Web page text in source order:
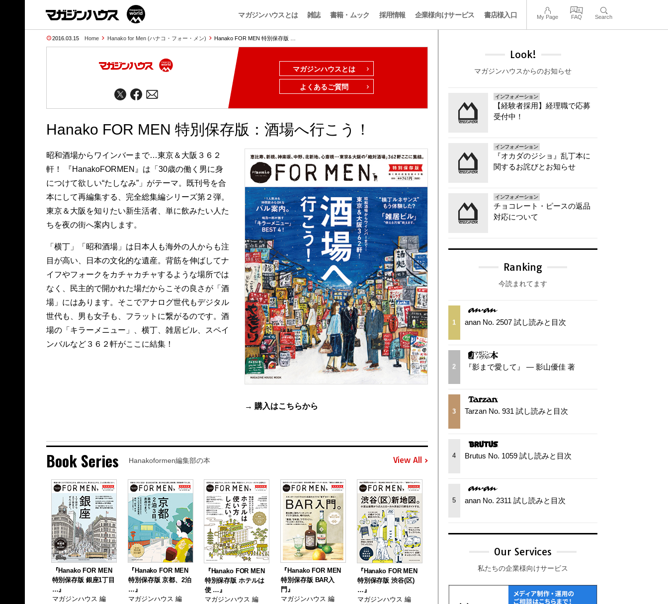
マガジンハウスとは 雑誌 書籍・ムック 採用情報 企業様向けサービス 書店様入口 My Page FAQ Search
2016.03.15 Home Hanako for Men (ハナコ・フォー・メン) Hanako FOR MEN 特別保存版 …
マガジンハウスとは
よくあるご質問
Hanako FOR MEN 特別保存版：酒場へ行こう！
昭和酒場からワインバーまで…東京＆大阪３６２
軒！ 『HanakoFORMEN』は「30歳の働く男に身
につけて欲しい“たしなみ”」がテーマ。既刊号を合
本にして再編集する、完全総集編シリーズ第２弾。
東京＆大阪を知りたい新生活者、単に飲みたい人た
ちを夜の街へ案内します。
「横丁」「昭和酒場」は日本人も海外の人からも注
目が高い、日本の文化的な遺産。背筋を伸ばしてナ
イフやフォークをカチャカチャするような場所では
なく、民主的で開かれた場だからこその良さが「酒
場」にはあります。そこでアナログ世代もデジタル
世代も、男も女子も、フラットに繋がるのです。酒
場の「キラーメニュー」、横丁、雑居ビル、スペイ
ンバルなど３６２軒がここに結集！
→ 購入はこちらから
Book Series Hanakoformen編集部の本 View All
『Hanako FOR MEN
特別保存版 銀座1丁目
…』
マガジンハウス 編
『Hanako FOR MEN
特別保存版 京都、2泊
…』
マガジンハウス 編
『Hanako FOR MEN
特別保存版 ホテルは
使 …』
マガジンハウス 編
『Hanako FOR MEN
特別保存版 BAR入
門』
マガジンハウス 編
『Hanako FOR MEN
特別保存版 渋谷(区)
…』
マガジンハウス 編
Look!
マガジンハウスからのお知らせ
インフォメーション
【経験者採用】経理職で応募
受付中！
インフォメーション
『オカダのジショ』乱丁本に
関するお詫びとお知らせ
インフォメーション
チョコレート・ピースの返品
対応について
Ranking
今読まれてます
1 anan No. 2507 試し読みと目次
2 『影まで愛して』 — 影山優佳 著
3 Tarzan No. 931 試し読みと目次
4 Brutus No. 1059 試し読みと目次
5 anan No. 2311 試し読みと目次
Our Services
私たちの企業様向けサービス